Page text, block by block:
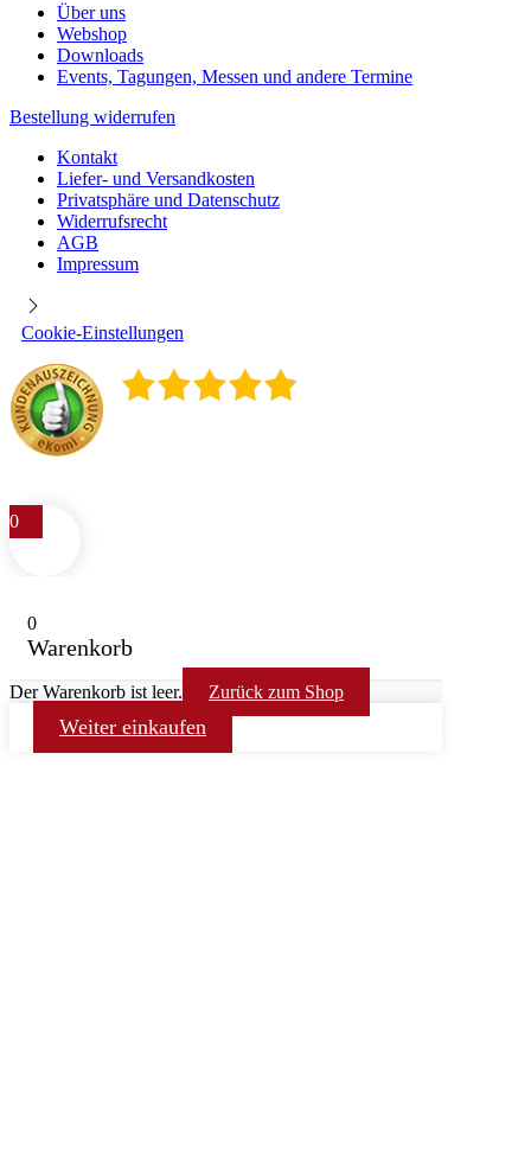
Über uns
Webshop
Downloads
Events, Tagungen, Messen und andere Termine
Bestellung widerrufen
Kontakt
Liefer- und Versandkosten
Privatsphäre und Datenschutz
Widerrufsrecht
AGB
Impressum
Cookie-Einstellungen
0
0
Warenkorb
Der Warenkorb ist leer. Zurück zum Shop
Weiter einkaufen